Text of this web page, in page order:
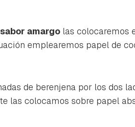
amargo las colocaremos
emplearemos papel de
de berenjena por los dos
las colocamos sobre papel